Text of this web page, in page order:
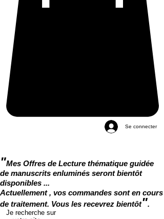
Se connecter
"Mes Offres de Lecture thématique guidée
de manuscrits enluminés seront bientôt
disponibles ...
Actuellement , vos commandes sont en cours
de traitement. Vous les recevrez bientôt".
Je recherche sur